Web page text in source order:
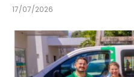
17/07/2026